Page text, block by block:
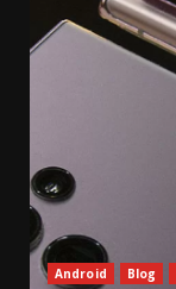
Android Blog